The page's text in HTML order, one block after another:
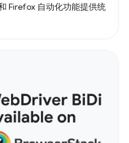
Firefox 自动化功能提供统